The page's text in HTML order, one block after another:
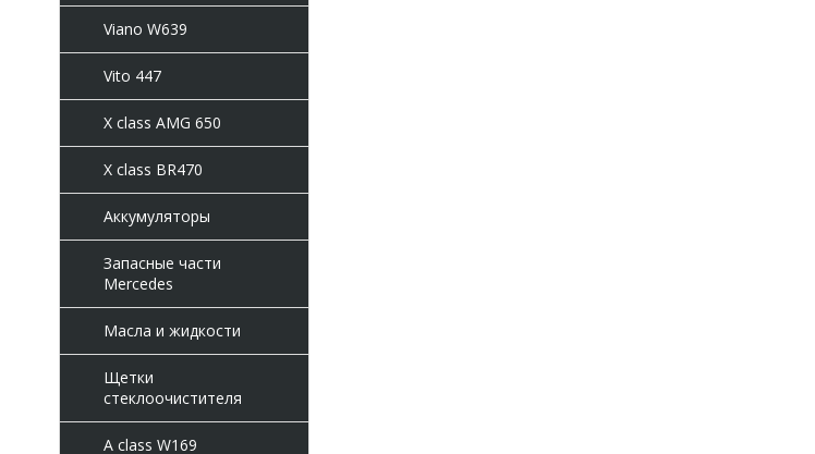
Viano W639
Vito 447
X class AMG 650
X class BR470
Аккумуляторы
Запасные части
Mercedes
Масла и жидкости
Щетки
стеклоочистителя
A class W169